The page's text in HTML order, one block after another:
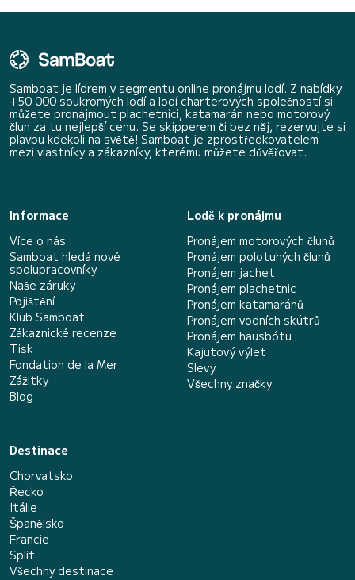
Samboat je lídrem v segmentu online pronájmu lodí. Z nabídky
+50 000 soukromých lodí a lodí charterových společností si
můžete pronajmout plachetnici, katamarán nebo motorový
člun za tu nejlepší cenu. Se skipperem či bez něj, rezervujte si
plavbu kdekoli na světě! Samboat je zprostředkovatelem
mezi vlastníky a zákazníky, kterému můžete důvěřovat.
Informace
Více o nás
Samboat hledá nové
spolupracovníky
Naše záruky
Pojištění
Klub Samboat
Zákaznické recenze
Tisk
Fondation de la Mer
Zážitky
Blog
Lodě k pronájmu
Pronájem motorových člunů
Pronájem polotuhých člunů
Pronájem jachet
Pronájem plachetnic
Pronájem katamaránů
Pronájem vodních skútrů
Pronájem hausbótu
Kajutový výlet
Slevy
Všechny značky
Destinace
Chorvatsko
Řecko
Itálie
Španělsko
Francie
Split
Všechny destinace